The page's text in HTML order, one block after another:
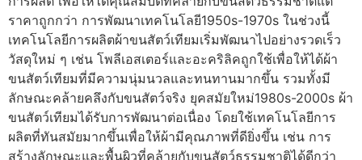
ราคาถูกกว่า การพัฒนาเทคโนโลยี1950s-1970s ในช่วงนี้
เทคโนโลยีการผลิตผ้าขนสัตว์เทียมเริ่มพัฒนาไปอย่างรวดเร็ว
วัสดุใหม่ ๆ เช่น โพลีเอสเตอร์และอะคริลิคถูกใช้เพื่อให้ได้ผ้า
ขนสัตว์เทียมที่มีความนุ่มนวลและทนทานมากขึ้น รวมทั้งมี
ลักษณะคล้ายคลึงกับขนสัตว์จริง ยุคสมัยใหม่1980s-2000s ผ้า
ขนสัตว์เทียมได้รับการพัฒนาต่อเนื่อง โดยใช้เทคโนโลยีการ
ผลิตที่ทันสมัยมากขึ้นเพื่อให้ผ้ามีคุณภาพที่ดียิ่งขึ้น เช่น การ
สร้างลักษณะและพื้นผิวที่คล้ายกับขนสัตว์ธรรมชาติได้ดีกว่า